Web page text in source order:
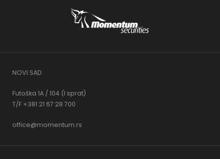
NOVI SAD
Futoška 1A / 104 (I sprat)
T/F +381 21 67 28 700
office@momentum.rs